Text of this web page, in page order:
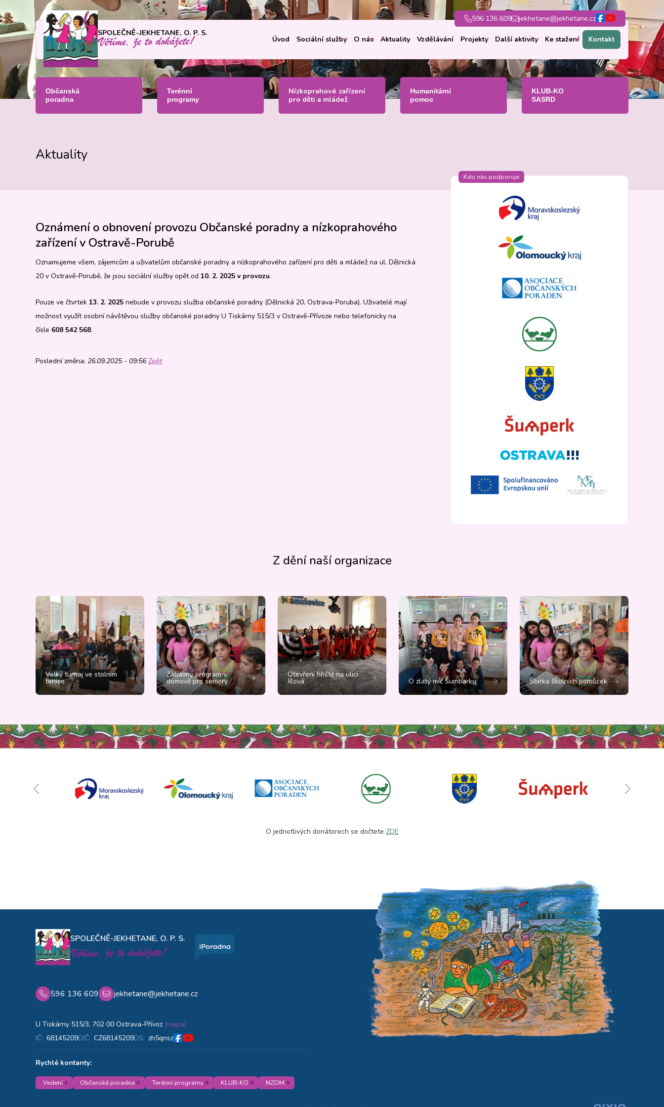
SPOLEČNĚ-JEKHETANE, O. P. S.
Úvod Sociální služby O nás Aktuality Vzdělávání Projekty Další aktivity Ke stažení Kontakt
596 136 609 jekhetane@jekhetane.cz
Občanská
poradna
Terénní
programy
Nízkoprahové zařízení
pro děti a mládež
Humanitární
pomoc
KLUB-KO
SASRD
Aktuality
Oznámení o obnovení provozu Občanské poradny a nízkoprahového
zařízení v Ostravě-Porubě
Oznamujeme všem, zájemcům a uživatelům občanské poradny a nízkoprahového zařízení pro děti a mládež na ul. Dělnická
20 v Ostravě-Porubě, že jsou sociální služby opět od 10. 2. 2025 v provozu.
Pouze ve čtvrtek 13. 2. 2025 nebude v provozu služba občanské poradny (Dělnická 20, Ostrava-Poruba). Uživatelé mají
možnost využít osobní návštěvou služby občanské poradny U Tiskárny 515/3 v Ostravě-Přívoze nebo telefonicky na
čísle 608 542 568.
Poslední změna: 26.09.2025 - 09:56 Zpět
Kdo nás podporuje
Z dění naší organizace
Velký turnaj ve stolním
tenise
Zábavný program v
domově pro seniory
Otevření hřiště na ulici
Jílová O zlatý míč Šumbarku Sbírka školních pomůcek
O jednotlivých donátorech se dočtete ZDE
SPOLEČNĚ-JEKHETANE, O. P. S.
596 136 609 jekhetane@jekhetane.cz
U Tiskárny 515/3, 702 00 Ostrava-Přívoz (mapa)
IČ: 68145209DIČ: CZ68145209DS: zh5qnsz
Rychlé kontanty:
Vedení Občanská poradna Terénní programy KLUB-KO NZDM